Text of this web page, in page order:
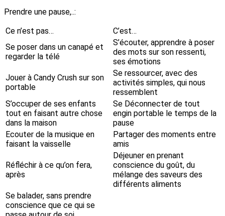
Prendre une pause,..:
Ce n’est pas…
C’est…
Se poser dans un canapé et
regarder la télé
S’écouter, apprendre à poser
des mots sur son ressenti,
ses émotions
Jouer à Candy Crush sur son
portable
Se ressourcer, avec des
activités simples, qui nous
ressemblent
S’occuper de ses enfants
tout en faisant autre chose
dans la maison
Se Déconnecter de tout
engin portable le temps de la
pause
Ecouter de la musique en
faisant la vaisselle
Partager des moments entre
amis
Réfléchir à ce qu’on fera,
après
Déjeuner en prenant
conscience du goût, du
mélange des saveurs des
différents aliments
Se balader, sans prendre
conscience que ce qui se